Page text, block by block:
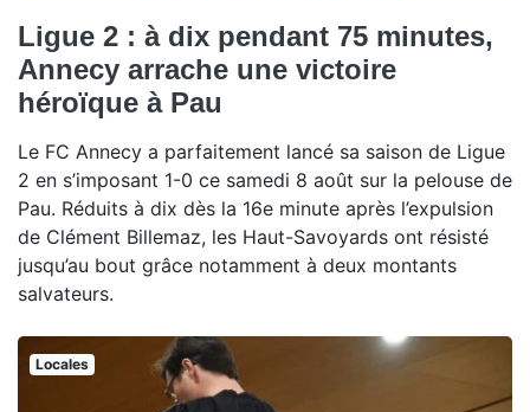
Ligue 2 : à dix pendant 75 minutes,
Annecy arrache une victoire
héroïque à Pau
Le FC Annecy a parfaitement lancé sa saison de Ligue
2 en s’imposant 1-0 ce samedi 8 août sur la pelouse de
Pau. Réduits à dix dès la 16e minute après l’expulsion
de Clément Billemaz, les Haut-Savoyards ont résisté
jusqu’au bout grâce notamment à deux montants
salvateurs.
Locales